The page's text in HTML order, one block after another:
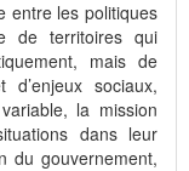
entre les politiques
de territoires qui
mais de
sociaux,
la mission
dans leur
du gouvernement,